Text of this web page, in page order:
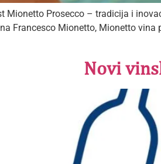
Mionetto Prosecco – tradicija i
Francesco Mionetto, Mionetto
Novi